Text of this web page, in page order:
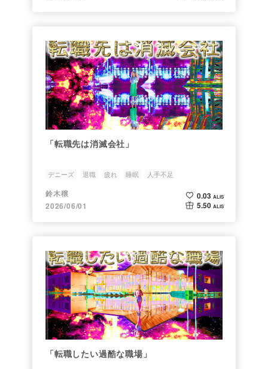
「転職先は消滅会社」
デニーズ 退職 疲れ 睡眠 人手不足
鈴木穣
2026/06/01
0.03 ALIS
5.50 ALIS
「転職したい過酷な職場」